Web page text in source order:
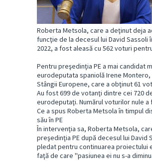
Roberta Metsola, care a deţinut deja
funcţie de la decesul lui David Sassoli
2022, a fost aleasă cu 562 voturi
Pentru preşedinţia PE a mai candidat
eurodeputata spaniolă Irene Montero,
Stângii Europene, care a obţinut 61
Au fost 699 de votanţi dintre cei 720
eurodeputaţi. Numărul voturilor nule a
Ce a spus Roberta Metsola în timpul
său în PE
În intervenţia sa, Roberta Metsola,
preşedinţia PE după decesul lui David
pledat pentru continuarea proiectului
faţă de care ''pasiunea ei nu s-a